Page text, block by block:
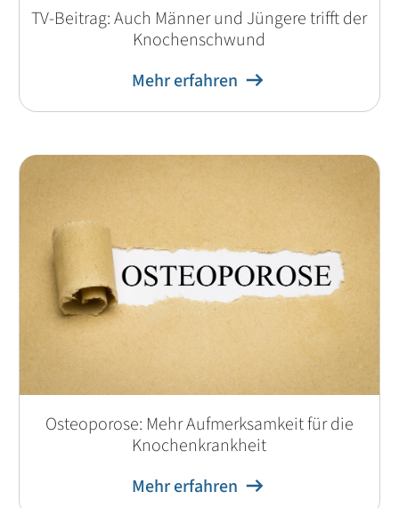
TV-Beitrag: Auch Männer und Jüngere trifft der
Knochenschwund
Mehr erfahren
Osteoporose: Mehr Aufmerksamkeit für die
Knochenkrankheit
Mehr erfahren